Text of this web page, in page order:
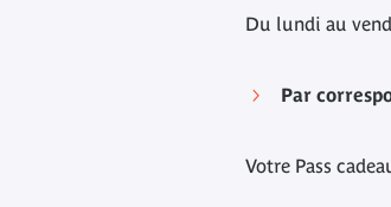
Du lundi au
Par
Votre Pass